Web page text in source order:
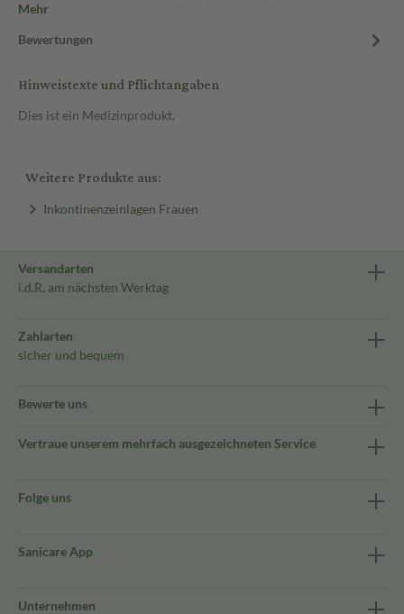
Mehr
Bewertungen
Hinweistexte und Pflichtangaben
Dies ist ein Medizinprodukt.
Weitere Produkte aus:
Inkontinenzeinlagen Frauen
Versandarten
i.d.R. am nächsten Werktag
Zahlarten
sicher und bequem
Bewerte uns
Vertraue unserem mehrfach ausgezeichneten Service
Folge uns
Sanicare App
Unternehmen